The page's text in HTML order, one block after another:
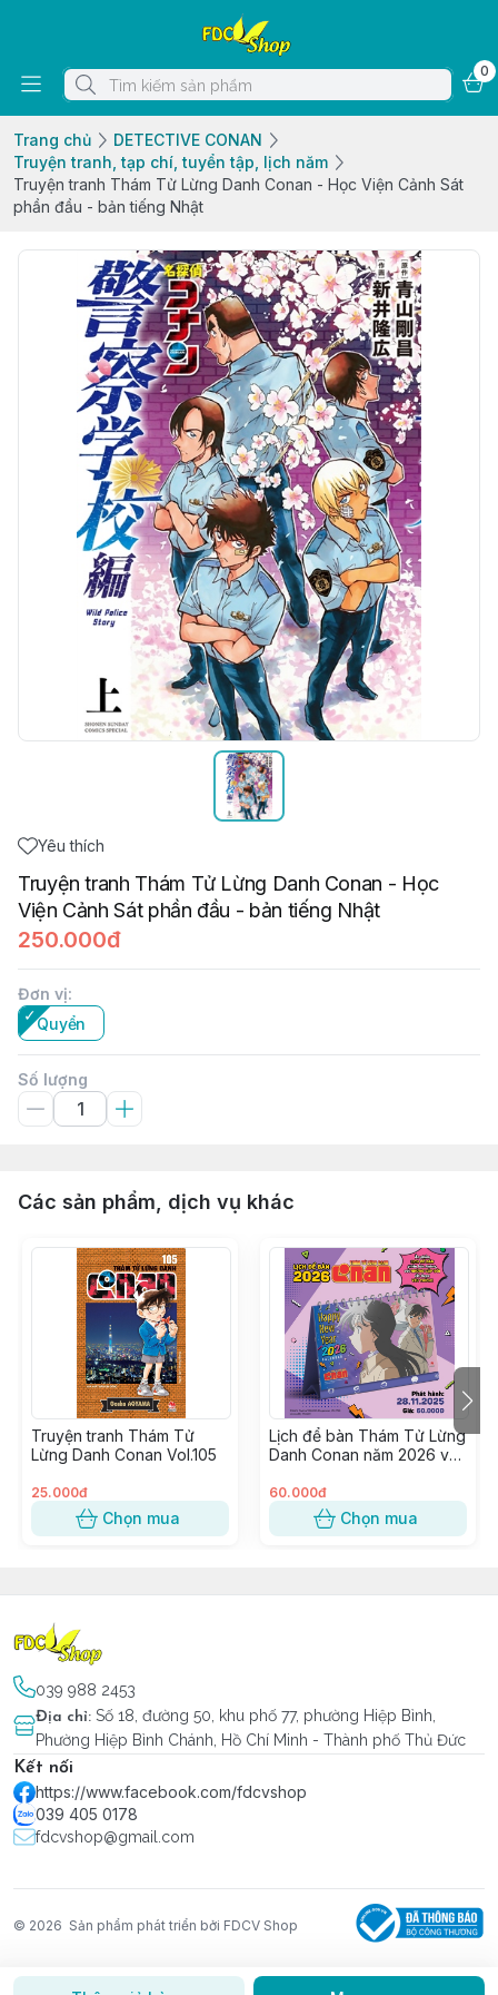
0
Trang chủ
DETECTIVE CONAN
Truyện tranh, tạp chí, tuyển tập, lịch năm
Truyện tranh Thám Tử Lừng Danh Conan - Học Viện Cảnh Sát
phần đầu - bản tiếng Nhật
Yêu thích
Truyện tranh Thám Tử Lừng Danh Conan - Học
Viện Cảnh Sát phần đầu - bản tiếng Nhật
250.000đ
Đơn vị:
Quyển
Số lượng
Các sản phẩm, dịch vụ khác
Truyện tranh Thám Tử
Lừng Danh Conan Vol.105
25.000đ
Chọn mua
Lịch để bàn Thám Tử Lừng
Danh Conan năm 2026 ver.
60.000đ
Chọn mua
039 988 2453
Địa chỉ: Số 18, đường 50, khu phố 77, phường Hiệp Bình,
Phường Hiệp Bình Chánh, Hồ Chí Minh - Thành phố Thủ Đức
Kết nối
https://www.facebook.com/fdcvshop
039 405 0178
fdcvshop@gmail.com
© 2026 Sản phẩm phát triển bởi FDCV Shop